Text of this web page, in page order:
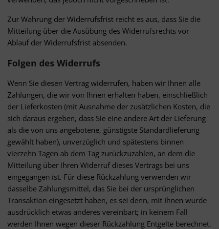
Zur Wahrung der Widerrufsfrist reicht es aus, dass Sie die
Mitteilung über die Ausübung des Widerrufsrechts vor
Ablauf der Widerrufsfrist absenden.
Folgen des Widerrufs
Wenn Sie diesen Vertrag widerrufen, haben wir Ihnen alle
Zahlungen, die wir von Ihnen erhalten haben, einschließlich
der Lieferkosten (mit Ausnahme der zusätzlichen Kosten, die
sich daraus ergeben, dass Sie eine andere Art der Lieferung
als die von uns angebotene, günstigste Standardlieferung
gewählt haben), unverzüglich und spätestens binnen
vierzehn Tagen ab dem Tag zurückzuzahlen, an dem die
Mitteilung über Ihren Widerruf dieses Vertrags bei uns
eingegangen ist. Für diese Rückzahlung verwenden wir
dasselbe Zahlungsmittel, das Sie bei der ursprünglichen
Transaktion eingesetzt haben, es sei denn, mit Ihnen wurde
ausdrücklich etwas anderes vereinbart; in keinem Fall
werden Ihnen wegen dieser Rückzahlung Entgelte berechnet.